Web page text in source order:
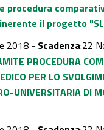
procedura
il progetto
2018 - Scadenza:22
PROCEDURA
PER LO
UNIVERSITARIA DI